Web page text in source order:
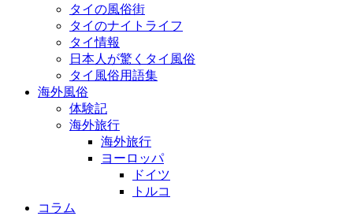
タイの風俗街
タイのナイトライフ
タイ情報
日本人が驚くタイ風俗
タイ風俗用語集
海外風俗
体験記
海外旅行
海外旅行
ヨーロッパ
ドイツ
トルコ
コラム